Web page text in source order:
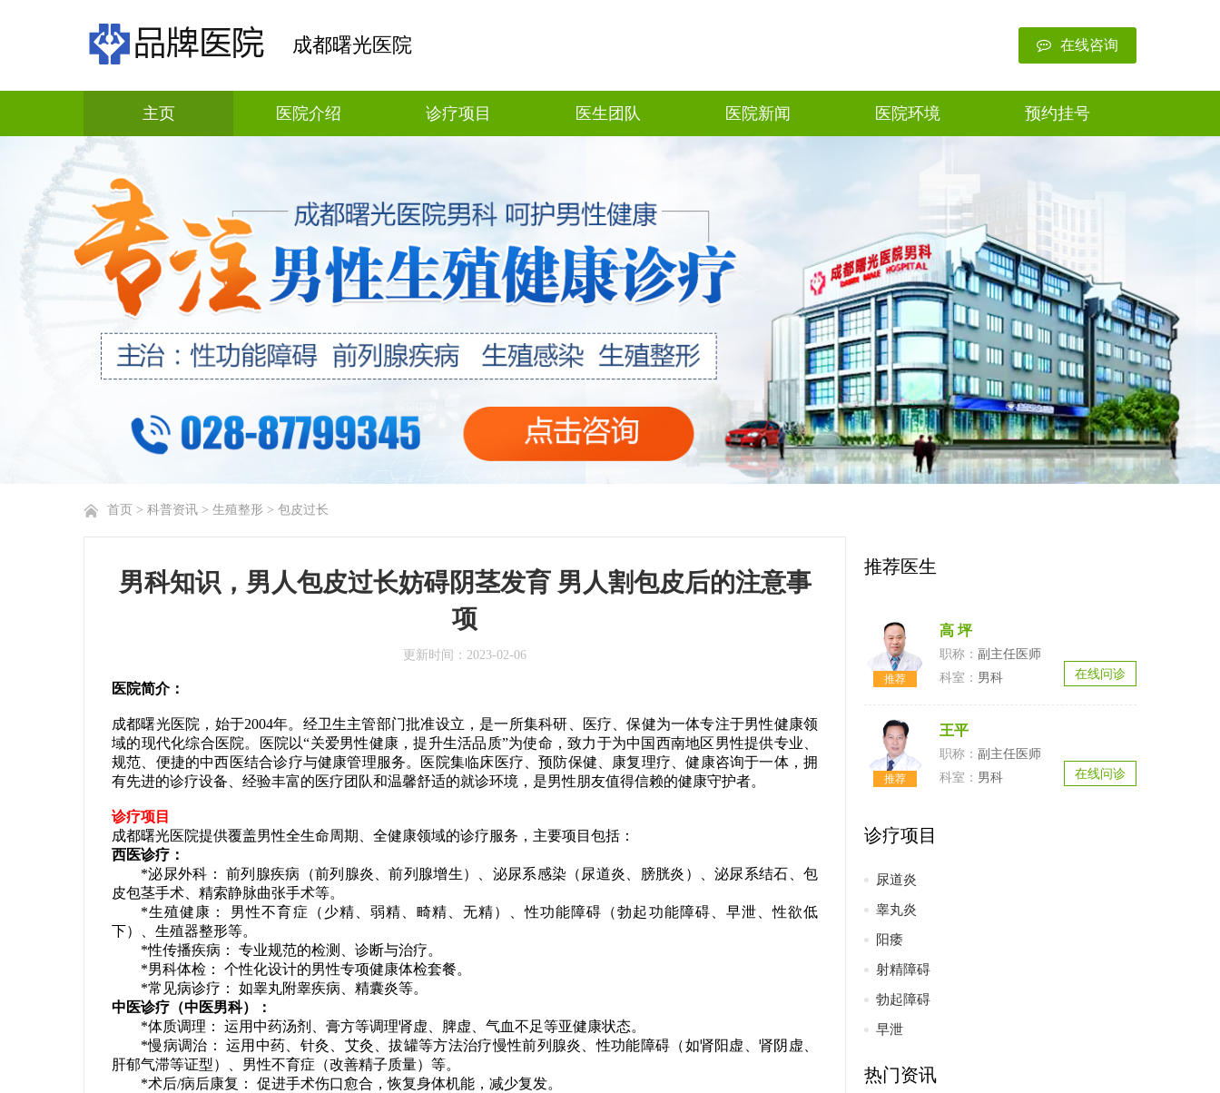
成都曙光医院 在线咨询
主页 医院介绍 诊疗项目 医生团队 医院新闻 医院环境 预约挂号
首页 > 科普资讯 > 生殖整形 > 包皮过长
男科知识，男人包皮过长妨碍阴茎发育 男人割包皮后的注意事
项
更新时间： 2023-02-06
医院简介：
成都曙光医院，始于2004年。经卫生主管部门批准设立，是一所集科研、医疗、保健为一体专注于男性健康领
域的现代化综合医院。医院以“关爱男性健康，提升生活品质”为使命，致力于为中国西南地区男性提供专业、
规范、便捷的中西医结合诊疗与健康管理服务。医院集临床医疗、预防保健、康复理疗、健康咨询于一体，拥
有先进的诊疗设备、经验丰富的医疗团队和温馨舒适的就诊环境，是男性朋友值得信赖的健康守护者。
诊疗项目
成都曙光医院提供覆盖男性全生命周期、全健康领域的诊疗服务，主要项目包括：
西医诊疗：
*泌尿外科： 前列腺疾病（前列腺炎、前列腺增生）、泌尿系感染（尿道炎、膀胱炎）、泌尿系结石、包
皮包茎手术、精索静脉曲张手术等。
*生殖健康： 男性不育症（少精、弱精、畸精、无精）、性功能障碍（勃起功能障碍、早泄、性欲低
下）、生殖器整形等。
*性传播疾病： 专业规范的检测、诊断与治疗。
*男科体检： 个性化设计的男性专项健康体检套餐。
*常见病诊疗： 如睾丸附睾疾病、精囊炎等。
中医诊疗（中医男科）：
*体质调理： 运用中药汤剂、膏方等调理肾虚、脾虚、气血不足等亚健康状态。
*慢病调治： 运用中药、针灸、艾灸、拔罐等方法治疗慢性前列腺炎、性功能障碍（如肾阳虚、肾阴虚、
肝郁气滞等证型）、男性不育症（改善精子质量）等。
*术后/病后康复： 促进手术伤口愈合，恢复身体机能，减少复发。
推荐医生
高 坪
副主任医师
男科
在线问诊
王平
副主任医师
男科
在线问诊
诊疗项目
尿道炎
睾丸炎
阳痿
射精障碍
勃起障碍
早泄
热门资讯